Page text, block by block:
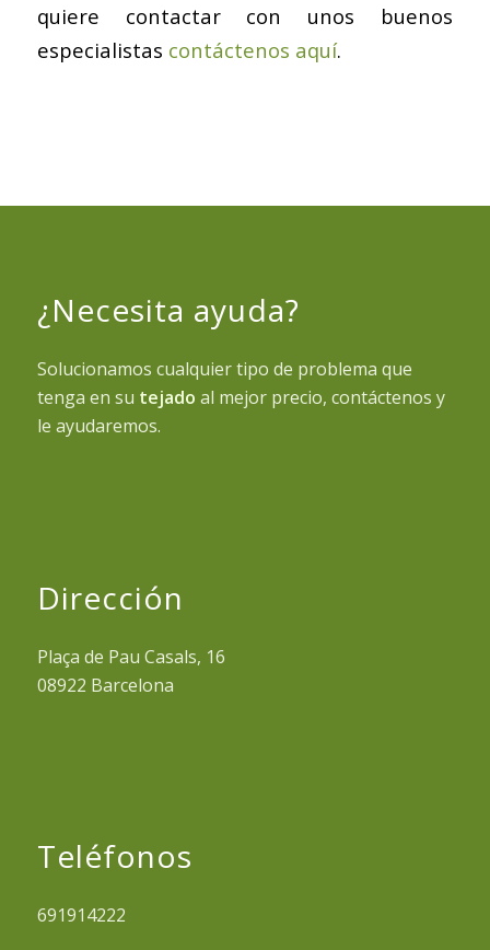
quiere contactar con unos buenos
especialistas contáctenos aquí.
¿Necesita ayuda?
Solucionamos cualquier tipo de problema que
tenga en su tejado al mejor precio, contáctenos y
le ayudaremos.
Dirección
Plaça de Pau Casals, 16
08922 Barcelona
Teléfonos
691914222